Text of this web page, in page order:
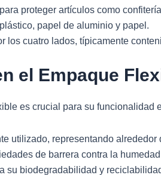
proteger artículos como
papel de aluminio y papel.
los cuatro lados, típicamente
el Empaque
es crucial para su
utilizado, representando
de barrera contra la
su biodegradabilidad y